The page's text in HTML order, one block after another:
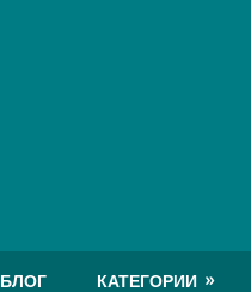
БЛОГ КАТЕГОРИИ